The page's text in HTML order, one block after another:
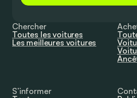
Chercher
Toutes les voitures
Les meilleures voitures
S’informer